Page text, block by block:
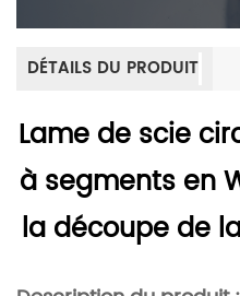
DÉTAILS DU PRODUIT
Lame de scie
à segments en
la découpe de